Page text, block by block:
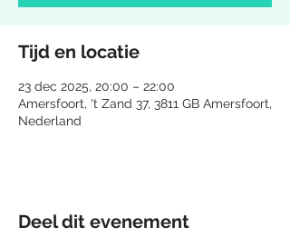
Tijd en locatie
23 dec 2025, 20:00 – 22:00
Amersfoort, 't Zand 37, 3811 GB Amersfoort,
Nederland
Deel dit evenement